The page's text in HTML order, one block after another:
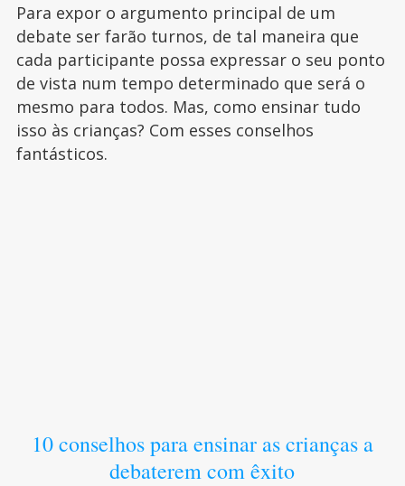
Para expor o argumento principal de um
debate ser farão turnos, de tal maneira que
cada participante possa expressar o seu ponto
de vista num tempo determinado que será o
mesmo para todos. Mas, como ensinar tudo
isso às crianças? Com esses conselhos
fantásticos.
10 conselhos para ensinar as crianças a
debaterem com êxito